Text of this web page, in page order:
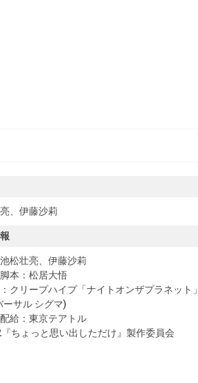
、 伊藤沙莉
松壮亮、伊藤沙莉
本：松居大悟
クリープハイプ「ナイトオンザプラネット」
ーサル シグマ)
給：東京テアトル
ちょっと思い出しただけ』製作委員会